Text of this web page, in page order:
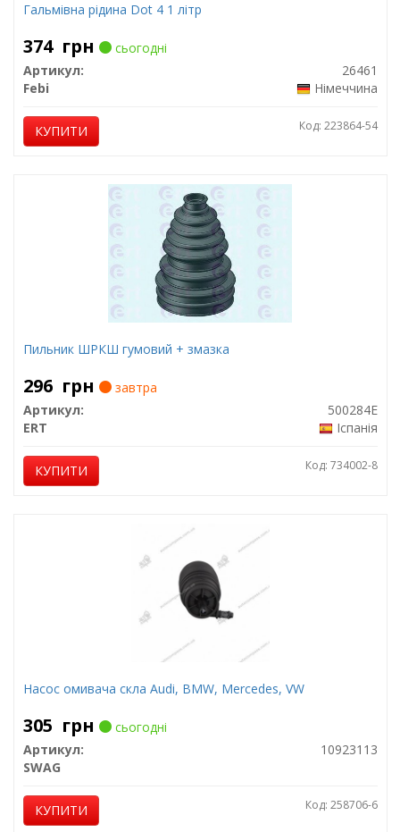
Гальмівна рідина Dot 4 1 літр
374 грн
сьогодні
Артикул:
26461
Febi
Німеччина
КУПИТИ Код: 223864-54
Пильник ШРКШ гумовий + змазка
296 грн
завтра
Артикул:
500284E
ERT
Іспанія
КУПИТИ Код: 734002-8
Насос омивача скла Audi, BMW, Mercedes, VW
305 грн
сьогодні
Артикул:
10923113
SWAG
КУПИТИ Код: 258706-6